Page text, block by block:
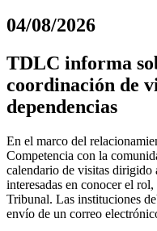
04/08/2026
TDLC informa
coordinación de
dependencias
En el marco del
Competencia con la
calendario de visitas dirigido
interesadas en conocer el
Tribunal. Las instituciones
envío de un correo